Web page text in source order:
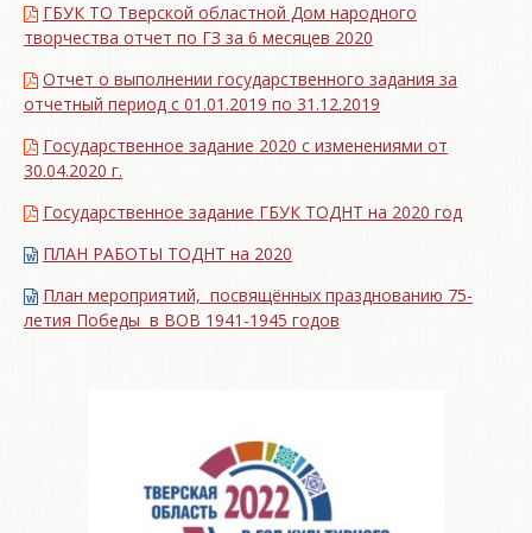
ГБУК ТО Тверской областной Дом народного
творчества отчет по ГЗ за 6 месяцев 2020
Отчет о выполнении государственного задания за
отчетный период с 01.01.2019 по 31.12.2019
Государственное задание 2020 с изменениями от
30.04.2020 г.
Государственное задание ГБУК ТОДНТ на 2020 год
ПЛАН РАБОТЫ ТОДНТ на 2020
План мероприятий, посвящённых празднованию 75-
летия Победы в ВОВ 1941-1945 годов